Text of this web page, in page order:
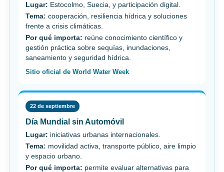
Lugar: Estocolmo, Suecia, y participación digital.
Tema: cooperación, resiliencia hídrica y soluciones
frente a crisis climáticas.
Por qué importa: reúne conocimiento científico y
gestión práctica sobre sequías, inundaciones,
saneamiento y seguridad hídrica.
Sitio oficial de World Water Week
22 de septiembre
Día Mundial sin Automóvil
Lugar: iniciativas urbanas internacionales.
Tema: movilidad activa, transporte público, aire limpio
y espacio urbano.
Por qué importa: permite evaluar alternativas para